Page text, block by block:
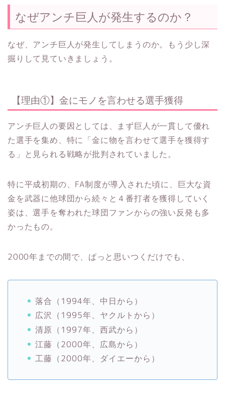
なぜアンチ巨人が発生するのか？
なぜ、アンチ巨人が発生してしまうのか。もう少し深
掘りして見ていきましょう。
【理由①】金にモノを言わせる選手獲得
アンチ巨人の要因としては、まず巨人が一貫して優れ
た選手を集め、特に「金に物を言わせて選手を獲得す
る」と見られる戦略が批判されていました。
特に平成初期の、FA制度が導入された頃に、巨大な資
金を武器に他球団から続々と４番打者を獲得していく
姿は、選手を奪われた球団ファンからの強い反発も多
かったもの。
2000年までの間で、ぱっと思いつくだけでも、
落合（1994年、中日から）
広沢（1995年、ヤクルトから）
清原（1997年、西武から）
江藤（2000年、広島から）
工藤（2000年、ダイエーから）